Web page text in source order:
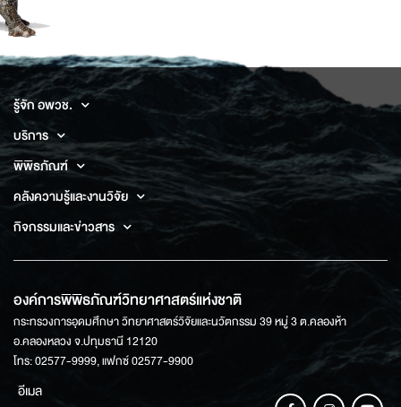
รู้จัก อพวช.
บริการ
พิพิธภัณฑ์
คลังความรู้และงานวิจัย
กิจกรรมและข่าวสาร
องค์การพิพิธภัณฑ์วิทยาศาสตร์แห่งชาติ
กระทรวงการอุดมศึกษา วิทยาศาสตร์วิจัยและนวัตกรรม 39 หมู่ 3 ต.คลองห้า
อ.คลองหลวง จ.ปทุมธานี 12120
โทร: 02577-9999, แฟกซ์ 02577-9900
อีเมล